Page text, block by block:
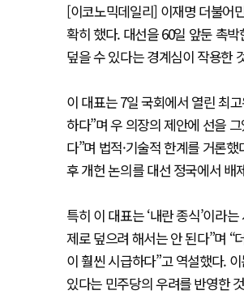
[이코노믹데일리] 이재명 더불어
확히 했다. 대선을 60일 앞둔 촉
덮을 수 있다는 경계심이 작용한
이 대표는 7일 국회에서 열린 최
하다”며 우 의장의 제안에 선을
다”며 법적·기술적 한계를 거론
후 개헌 논의를 대선 정국에서 배
특히 이 대표는 ‘내란 종식’이라
제로 덮으려 해서는 안 된다”며
이 훨씬 시급하다”고 역설했다.
있다는 민주당의 우려를 반영한